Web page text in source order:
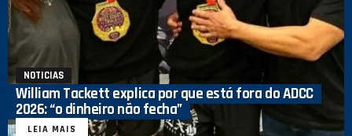
NOTICIAS
William Tackett explica por que está fora do ADCC
2026: “o dinheiro não fecha”
LEIA MAIS